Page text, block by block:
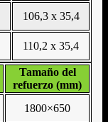
106,3 x 35,4
110,2 x 35,4
Tamaño del
refuerzo (mm)
1800×650